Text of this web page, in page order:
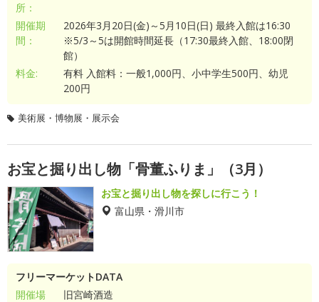
所：
開催期
間：
2026年3月20日(金)～5月10日(日) 最終入館は16:30
※5/3～5は開館時間延長（17:30最終入館、18:00閉
館）
料金:
有料 入館料：一般1,000円、小中学生500円、幼児
200円
美術展・博物展・展示会
お宝と掘り出し物「骨董ふりま」（3月）
お宝と掘り出し物を探しに行こう！
富山県・滑川市
フリーマーケットDATA
開催場
旧宮崎酒造